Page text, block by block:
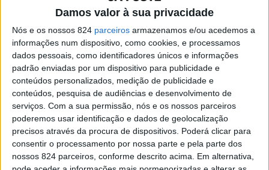
Damos valor à sua privacidade
Nós e os nossos 824 parceiros armazenamos e/ou acedemos a
informações num dispositivo, como cookies, e processamos
dados pessoais, como identificadores únicos e informações
padrão enviadas por um dispositivo para publicidade e
conteúdos personalizados, medição de publicidade e
conteúdos, pesquisa de audiências e desenvolvimento de
serviços. Com a sua permissão, nós e os nossos parceiros
poderemos usar identificação e dados de geolocalização
precisos através da procura de dispositivos. Poderá clicar para
consentir o processamento por nossa parte e pela parte dos
nossos 824 parceiros, conforme descrito acima. Em alternativa,